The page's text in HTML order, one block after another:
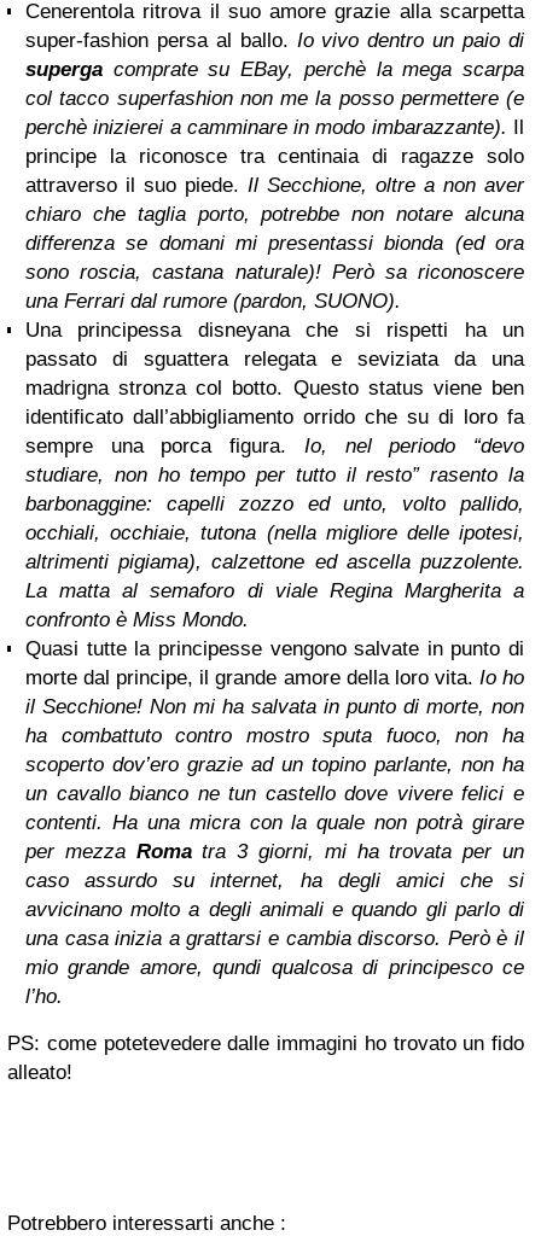
Cenerentola ritrova il suo amore grazie alla scarpetta
super-fashion persa al ballo. Io vivo dentro un paio di
superga comprate su EBay, perchè la mega scarpa
col tacco superfashion non me la posso permettere (e
perchè inizierei a camminare in modo imbarazzante). Il
principe la riconosce tra centinaia di ragazze solo
attraverso il suo piede. Il Secchione, oltre a non aver
chiaro che taglia porto, potrebbe non notare alcuna
differenza se domani mi presentassi bionda (ed ora
sono roscia, castana naturale)! Però sa riconoscere
una Ferrari dal rumore (pardon, SUONO).
Una principessa disneyana che si rispetti ha un
passato di sguattera relegata e seviziata da una
madrigna stronza col botto. Questo status viene ben
identificato dall’abbigliamento orrido che su di loro fa
sempre una porca figura. Io, nel periodo “devo
studiare, non ho tempo per tutto il resto” rasento la
barbonaggine: capelli zozzo ed unto, volto pallido,
occhiali, occhiaie, tutona (nella migliore delle ipotesi,
altrimenti pigiama), calzettone ed ascella puzzolente.
La matta al semaforo di viale Regina Margherita a
confronto è Miss Mondo.
Quasi tutte la principesse vengono salvate in punto di
morte dal principe, il grande amore della loro vita. Io ho
il Secchione! Non mi ha salvata in punto di morte, non
ha combattuto contro mostro sputa fuoco, non ha
scoperto dov’ero grazie ad un topino parlante, non ha
un cavallo bianco ne tun castello dove vivere felici e
contenti. Ha una micra con la quale non potrà girare
per mezza Romatra 3 giorni, mi ha trovata per un
caso assurdo su internet, ha degli amici che si
avvicinano molto a degli animali e quando gli parlo di
una casa inizia a grattarsi e cambia discorso. Però è il
mio grande amore, qundi qualcosa di principesco ce
l’ho.
PS: come potetevedere dalle immagini ho trovato un fido
alleato!
Potrebbero interessarti anche :